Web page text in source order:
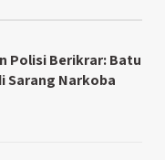
Polisi Berikrar: Batu
Sarang Narkoba